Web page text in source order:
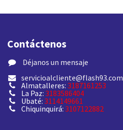
Contáctenos
​ Déjanos un mensaje
servicioalcliente@flash93.com
Almatalleres: 3187161253
La Paz: 3183586404
Ubaté: 3114149661
Chiquinquirá: 3107122882